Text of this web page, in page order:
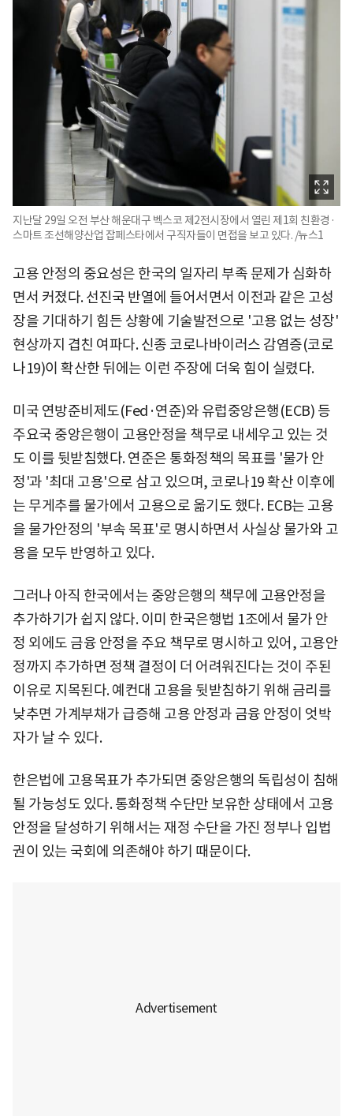
지난달 29일 오전 부산 해운대구 벡스코 제2전시장에서 열린 제1회 친환경·
스마트 조선해양산업 잡페스타에서 구직자들이 면접을 보고 있다. /뉴스1
고용 안정의 중요성은 한국의 일자리 부족 문제가 심화하
면서 커졌다. 선진국 반열에 들어서면서 이전과 같은 고성
장을 기대하기 힘든 상황에 기술발전으로 '고용 없는 성장'
현상까지 겹친 여파다. 신종 코로나바이러스 감염증(코로
나19)이 확산한 뒤에는 이런 주장에 더욱 힘이 실렸다.
미국 연방준비제도(Fed·연준)와 유럽중앙은행(ECB) 등
주요국 중앙은행이 고용안정을 책무로 내세우고 있는 것
도 이를 뒷받침했다. 연준은 통화정책의 목표를 '물가 안
정'과 '최대 고용'으로 삼고 있으며, 코로나19 확산 이후에
는 무게추를 물가에서 고용으로 옮기도 했다. ECB는 고용
을 물가안정의 '부속 목표'로 명시하면서 사실상 물가와 고
용을 모두 반영하고 있다.
그러나 아직 한국에서는 중앙은행의 책무에 고용안정을
추가하기가 쉽지 않다. 이미 한국은행법 1조에서 물가 안
정 외에도 금융 안정을 주요 책무로 명시하고 있어, 고용안
정까지 추가하면 정책 결정이 더 어려워진다는 것이 주된
이유로 지목된다. 예컨대 고용을 뒷받침하기 위해 금리를
낮추면 가계부채가 급증해 고용 안정과 금융 안정이 엇박
자가 날 수 있다.
한은법에 고용목표가 추가되면 중앙은행의 독립성이 침해
될 가능성도 있다. 통화정책 수단만 보유한 상태에서 고용
안정을 달성하기 위해서는 재정 수단을 가진 정부나 입법
권이 있는 국회에 의존해야 하기 때문이다.